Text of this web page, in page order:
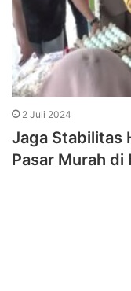
2 Juli 2024
Jaga Stabilitas
Pasar Murah di